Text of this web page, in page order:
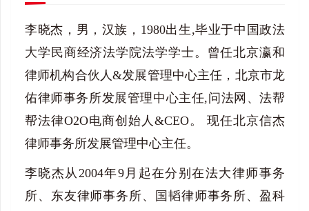
李晓杰，男，汉族，1980出生,毕业于中国政法
大学民商经济法学院法学学士。曾任北京瀛和
律师机构合伙人&发展管理中心主任，北京市龙
佑律师事务所发展管理中心主任,问法网、法帮
帮法律O2O电商创始人&CEO。 现任北京信杰
律师事务所发展管理中心主任。
李晓杰从2004年9月起在分别在法大律师事务
所、东友律师事务所、国韬律师事务所、盈科